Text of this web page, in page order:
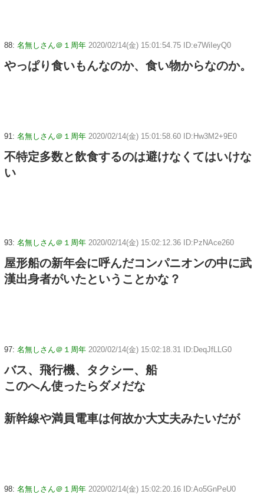
88: 名無しさん＠１周年 2020/02/14(金) 15:01:54.75 ID:e7WiIeyQ0
やっぱり食いもんなのか、食い物からなのか。
91: 名無しさん＠１周年 2020/02/14(金) 15:01:58.60 ID:Hw3M2+9E0
不特定多数と飲食するのは避けなくてはいけな
い
93: 名無しさん＠１周年 2020/02/14(金) 15:02:12.36 ID:PzNAce260
屋形船の新年会に呼んだコンパニオンの中に武
漢出身者がいたということかな？
97: 名無しさん＠１周年 2020/02/14(金) 15:02:18.31 ID:DeqJfLLG0
バス、飛行機、タクシー、船
このへん使ったらダメだな
新幹線や満員電車は何故か大丈夫みたいだが
98: 名無しさん＠１周年 2020/02/14(金) 15:02:20.16 ID:Ao5GnPeU0